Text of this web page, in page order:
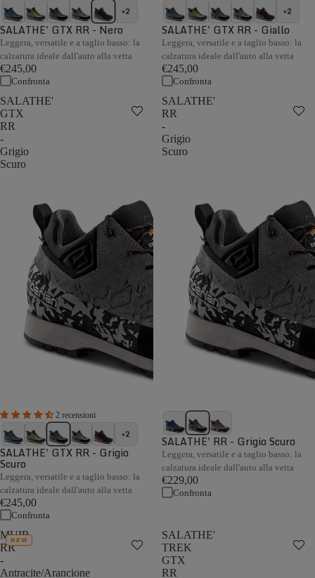
+2
SALATHE' GTX RR - Nero
Leggera, versatile e a taglio basso: la
calzatura ideale dall'auto alla vetta
€245,00
Confronta
+2
SALATHE' GTX RR - Giallo
Leggera, versatile e a taglio basso: la
calzatura ideale dall'auto alla vetta
€245,00
Confronta
SALATHE'
GTX
RR
-
Grigio
Scuro
2 recensioni
+2
SALATHE' GTX RR - Grigio
Scuro
Leggera, versatile e a taglio basso: la
calzatura ideale dall'auto alla vetta
€245,00
Confronta
SALATHE'
RR
-
Grigio
Scuro
SALATHE' RR - Grigio Scuro
Leggera, versatile e a taglio basso: la
calzatura ideale dall'auto alla vetta
€229,00
Confronta
MUIR
RR
-
Antracite/Arancione
NEW
SALATHE'
TREK
GTX
RR